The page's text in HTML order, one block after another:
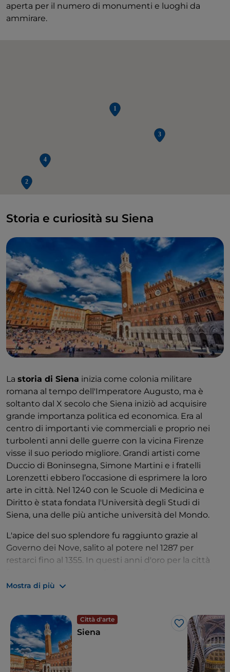
aperta per il numero di monumenti e luoghi da
ammirare.
Storia e curiosità su Siena
La storia di Siena inizia come colonia militare
romana al tempo dell'Imperatore Augusto, ma è
soltanto dal X secolo che Siena iniziò ad acquisire
grande importanza politica ed economica. Era al
centro di importanti vie commerciali e proprio nei
turbolenti anni delle guerre con la vicina Firenze
visse il suo periodo migliore. Grandi artisti come
Duccio di Boninsegna, Simone Martini e i fratelli
Lorenzetti ebbero l’occasione di esprimere la loro
arte in città. Nel 1240 con le Scuole di Medicina e
Diritto è stata fondata l'Università degli Studi di
Siena, una delle più antiche università del Mondo.
L'apice del suo splendore fu raggiunto grazie al
Governo dei Nove, salito al potere nel 1287 per
restarci fino al 1355. In questi anni d'oro per la città
come ilDuomo
La decadenza della Repubblica di Siena iniziò con
l'epidemia di peste che nel 1384 uccise i tre quinti
della popolazione. L'orgoglio di Siena non si è mai
affievolito e ancora oggi la città è legata alla storica
suddivisione in contrade all'interno delle mura
Mostra di più
Città d'arte
Like
Siena